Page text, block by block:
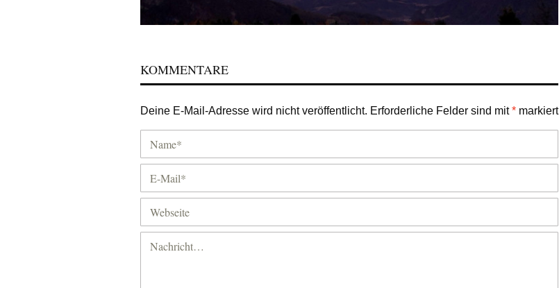
KOMMENTARE
Deine E-Mail-Adresse wird nicht veröffentlicht. Erforderliche Felder sind mit* markiert